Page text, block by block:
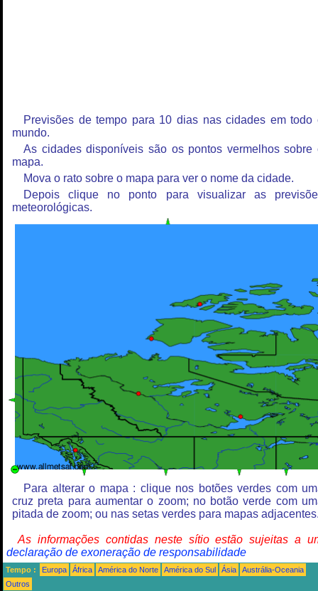
Previsões de tempo para 10 dias nas cidades em todo
mundo.
As cidades disponíveis são os pontos vermelhos sobre
mapa.
Mova o rato sobre o mapa para ver o nome da cidade.
Depois clique no ponto para visualizar as
meteorológicas.
Para alterar o mapa : clique nos botões verdes com
cruz preta para aumentar o zoom; no botão verde com
pitada de zoom; ou nas setas verdes para mapas
As informações contidas neste sítio estão sujeitas a
declaração de exoneração de responsabilidade
Tempo : Europa África América do Norte América do Sul Ásia
Austrália-Oceania
Outros